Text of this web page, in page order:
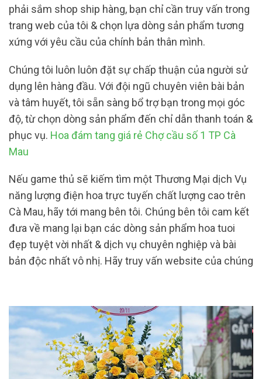
phải sắm shop ship hàng, bạn chỉ cần truy vấn trong
trang web của tôi & chọn lựa dòng sản phẩm tương
xứng với yêu cầu của chính bản thân mình.
Chúng tôi luôn luôn đặt sự chấp thuận của người sử
dụng lên hàng đầu. Với đội ngũ chuyên viên bài bản
và tâm huyết, tôi sẵn sàng bổ trợ bạn trong mọi góc
độ, từ chọn dòng sản phẩm đến chỉ dẫn thanh toán &
phục vụ. Hoa đám tang giá rẻ Chợ cầu số 1 TP Cà
Mau
Nếu game thủ sẽ kiếm tìm một Thương Mại dịch Vụ
năng lượng điện hoa trực tuyến chất lượng cao trên
Cà Mau, hãy tới mang bên tôi. Chúng bên tôi cam kết
đưa về mang lại bạn các dòng sản phẩm hoa tuoi
đẹp tuyệt vời nhất & dịch vụ chuyên nghiệp và bài
bản độc nhất vô nhị. Hãy truy vấn website của chúng